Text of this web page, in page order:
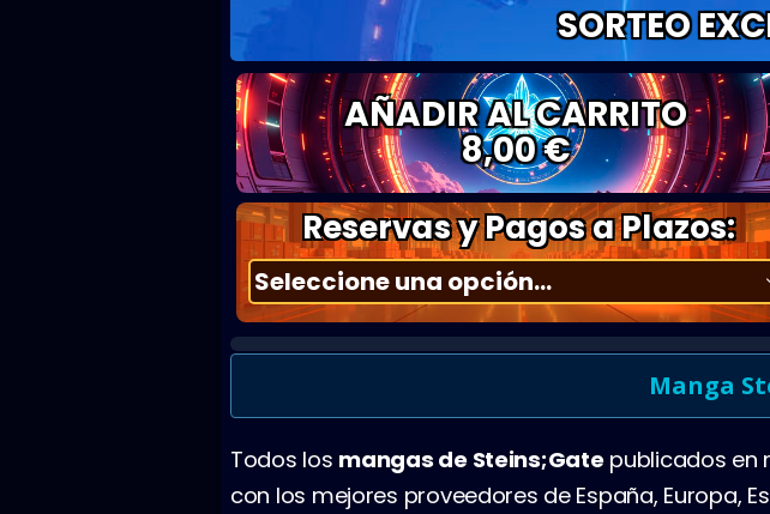
SORTEO
AÑADIR AL CARRITO
8,00 €
Reservas y Pagos a Plazos:
Manga
Todos los mangas de Steins;Gatepublicados en
con los mejores proveedores de España, Europa,